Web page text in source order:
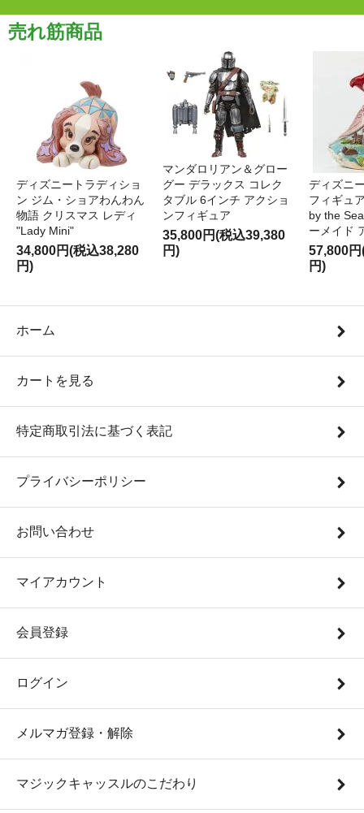
売れ筋商品
ディズニートラディショ
ン ジム・ショアわんわん
物語 クリスマス レディ
"Lady Mini"
34,800円(税込38,280
円)
マンダロリアン＆グロー
グー デラックス コレク
タブル 6インチ アクショ
ンフィギュア
35,800円(税込39,380
円)
ディズニ
フィギュ
by the
ーメイド
57,800
円)
ホーム
カートを見る
特定商取引法に基づく表記
プライバシーポリシー
お問い合わせ
マイアカウント
会員登録
ログイン
メルマガ登録・解除
マジックキャッスルのこだわり